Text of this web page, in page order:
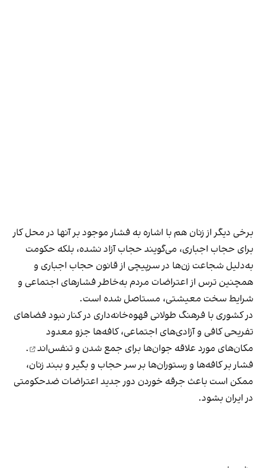
برخی دیگر از زنان هم با اشاره به فشار موجود بر آنها در محل کار
برای حجاب اجباری، می‌گویند حجاب آزاد نشده، بلکه حکومت
به‌دلیل شجاعت زن‌ها در سرپیچی از قانون حجاب اجباری و
همچنین ترس از اعتراضات مردم به‌خاطر فشارهای اجتماعی و
شرایط سخت معیشتی، مستاصل شده است.
در کشوری با فرهنگ طولانی قهوه‌‌خانه‌داری در کنار نبود فضاهای
تفریحی کافی و آزادی‌های اجتماعی، کافه‌ها جزو معدود
مکان‌های مورد علاقه جوان‌ها برای جمع شدن و تنفس‌اند
.
فشار بر کافه‌ها و رستوران‌ها بر سر حجاب و بگیر و ببند زنان،
ممکن است باعث جرقه خوردن دور جدید اعتراضات ضدحکومتی
در ایران بشود.